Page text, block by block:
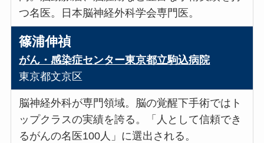
つ名医。日本脳神経外科学会専門医。
篠浦伸禎
がん・感染症センター東京都立駒込病院
東京都文京区
脳神経外科が専門領域。脳の覚醒下手術ではト
ップクラスの実績を誇る。「人として信頼でき
るがんの名医100人」に選出される。